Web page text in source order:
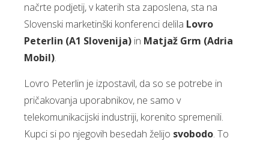
načrte podjetij, v katerih sta zaposlena, sta na
Slovenski marketinški konferenci delila Lovro
Peterlin (A1 Slovenija) in Matjaž Grm (Adria
Mobil).
Lovro Peterlin je izpostavil, da so se potrebe in
pričakovanja uporabnikov, ne samo v
telekomunikacijski industriji, korenito spremenili.
Kupci si po njegovih besedah želijo svobodo. To